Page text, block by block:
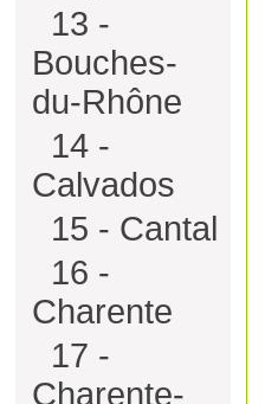
13 -
Bouches-
du-Rhône
14 -
Calvados
15 - Cantal
16 -
Charente
17 -
Charente-